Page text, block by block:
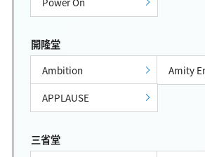
開隆堂
Ambition
Amity
APPLAUSE
三省堂